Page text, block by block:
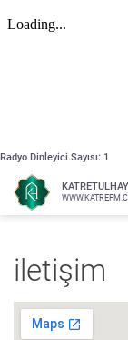
Radyo Dinleyici Sayısı: 1
iletişim